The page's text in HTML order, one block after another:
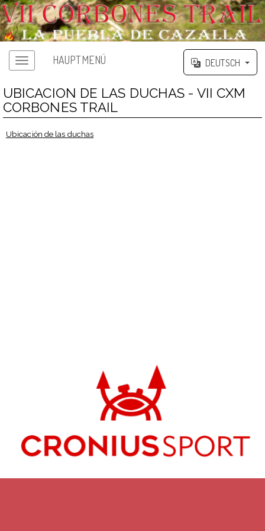
HAUPTMENÜ DEUTSCH
UBICACION DE LAS DUCHAS - VII CXM
CORBONES TRAIL
Ubicación de las duchas